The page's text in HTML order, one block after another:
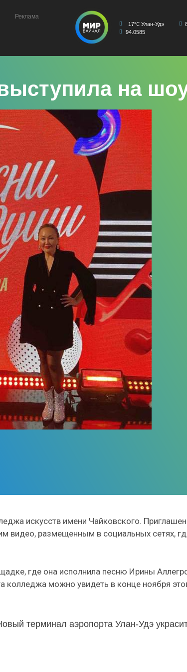
Реклама
17℃ Улан-Удэ
94.0585
на
искусств имени Чайковского.
видео, размещенным в социальных сетях,
где она исполнила песню Ирины
можно увидеть в конце ноября